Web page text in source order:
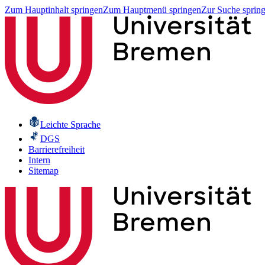
Zum Hauptinhalt springenZum Hauptmenü springenZur Suche
Leichte Sprache
DGS
Barrierefreiheit
Intern
Sitemap